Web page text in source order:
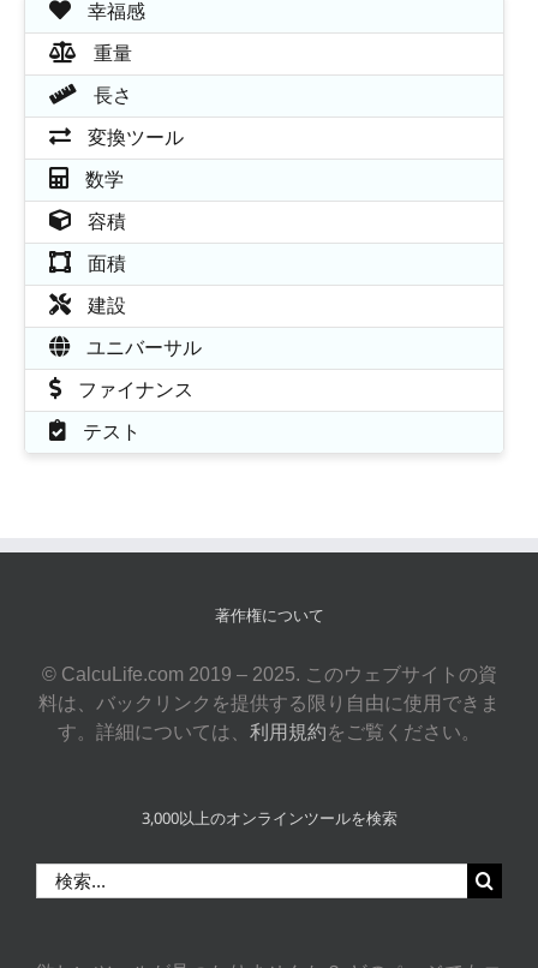
幸福感
重量
長さ
変換ツール
数学
容積
面積
建設
ユニバーサル
ファイナンス
テスト
著作権について
© CalcuLife.com 2019 – 2025. このウェブサイトの資
料は、バックリンクを提供する限り自由に使用できま
す。詳細については、 利用規約をご覧ください。
3,000以上のオンラインツールを検索
索